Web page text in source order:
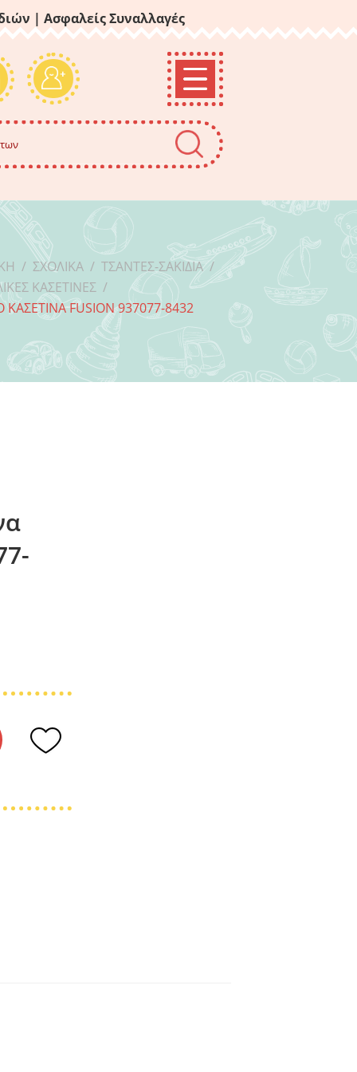
| Ασφαλείς Συναλλαγές
/ ΣΧΟΛΙΚΆ / ΤΣΆΝΤΕΣ-ΣΑΚΊΔΙΑ /
ΚΑΣΕΤΊΝΕΣ /
ΚΑΣΕΤΊΝΑ FUSION 937077-8432